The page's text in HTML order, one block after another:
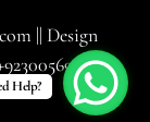
|| Design
Help?